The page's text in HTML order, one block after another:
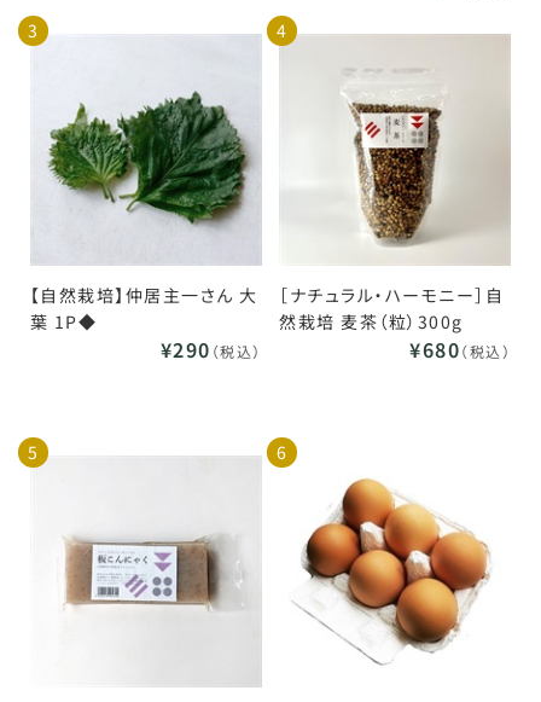
3
【自然栽培】仲居主一さん 大
葉 1P◆
¥290 （税込）
4
［ナチュラル・ハーモニー］自
然栽培 麦茶（粒）300g
¥680（税込）
5 6